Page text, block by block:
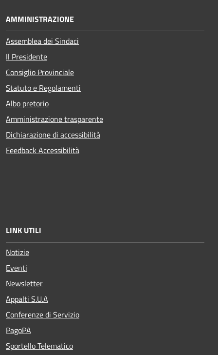
AMMINISTRAZIONE
Assemblea dei Sindaci
Il Presidente
Consiglio Provinciale
Statuto e Regolamenti
Albo pretorio
Amministrazione trasparente
Dichiarazione di accessibilità
Feedback Accessibilità
LINK UTILI
Notizie
Eventi
Newsletter
Appalti S.U.A
Conferenze di Servizio
PagoPA
Sportello Telematico